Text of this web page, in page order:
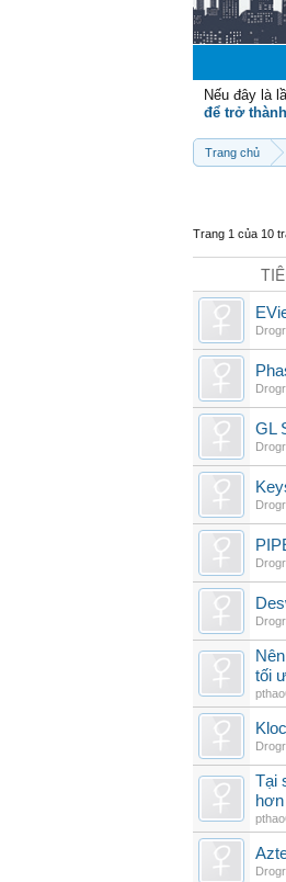
Nếu đây là
để trở
Trang chủ
Trang 1 của 10
GL
tối
Tại